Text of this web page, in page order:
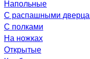
Напольные
С распашными
С полками
На ножках
Открытые